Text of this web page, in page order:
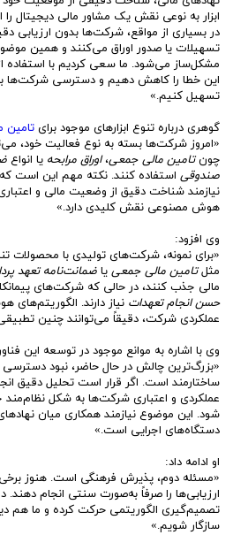
ابزار به نوعی نقش یک مشاور مالی دیجیتال را
در بسیاری از مواقع، شرکت‌ها بدون ارزیابی
تسهیلات یا صدور اوراق می‌کنند و همین
مشکل‌ساز می‌شود. ما سعی کردیم با استفاده
این خطا را کاهش دهیم و دسترسی شرکت‌ها به
تسهیل کنیم.»
گوهری درباره تنوع ابزارهای موجود برای تامین
«امروز شرکت‌ها بسته به نوع فعالیت خود،
چونتامین مالی جمعی،اوراق مرابحه یا انواع
صندوقی استفاده کنند. نکته مهم این است که
نیازمند شناخت دقیق از وضعیت مالی و
هوش مصنوعی نقش کلیدی دارد.»
وی افزود:
«برای نمونه، شرکت‌های تولیدی با محصولات
مثلتامین مالی جمعی یا ضمانت‌نامه تعهد
مالی جذب کنند، در حالی که شرکت‌های
حسن انجام تعهدات نیاز دارند. الگوریتم‌های
عملکردی شرکت، دقیقاً می‌توانند چنین
وی با اشاره به موانع موجود در توسعه این
«بزرگ‌ترین چالش در حال حاضر، نبود دسترسی
ساختارمند است. اگر قرار است تحلیل دقیق
عملکردی و اعتباری شرکت‌ها به شکل نظام‌مند
شود. این موضوع نیازمند همکاری میان
دستگاه‌های اجرایی است.»
او ادامه داد:
«مسئله دوم، پذیرش فرهنگی است. هنوز برخی
ارزیابی‌ها را صرفاً به‌صورت سنتی انجام
تصمیم‌گیری الگوریتمی حرکت کرده و ما هم دیر
سازگار شویم.»